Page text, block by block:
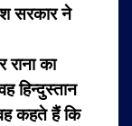
सरकार ने
राना का
हिन्दुस्तान
कहते हैं कि